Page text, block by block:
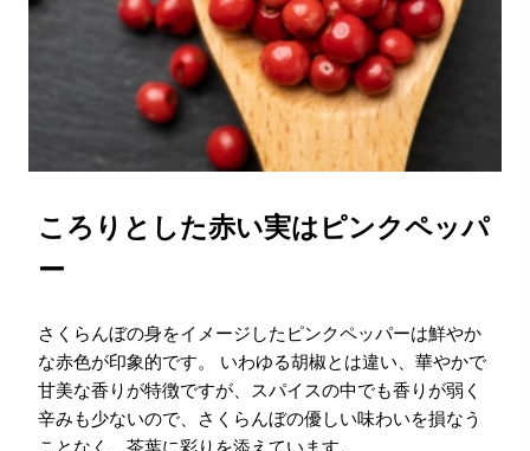
ころりとした赤い実はピンクペッパ
ー
さくらんぼの身をイメージしたピンクペッパーは鮮やか
な赤色が印象的です。 いわゆる胡椒とは違い、華やかで
甘美な香りが特徴ですが、スパイスの中でも香りが弱く
辛みも少ないので、さくらんぼの優しい味わいを損なう
ことなく、茶葉に彩りを添えています。